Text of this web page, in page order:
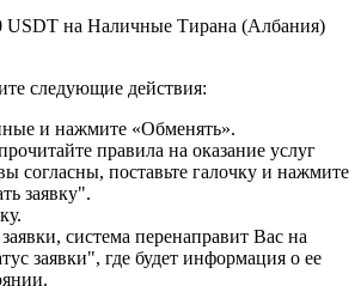
USDT на Наличные Тирана (Албания)
следующие действия:
и нажмите «Обменять».
правила на оказание услуг
согласны, поставьте галочку и нажмите
заявку".
система перенаправит Вас на
заявки", где будет информация о ее